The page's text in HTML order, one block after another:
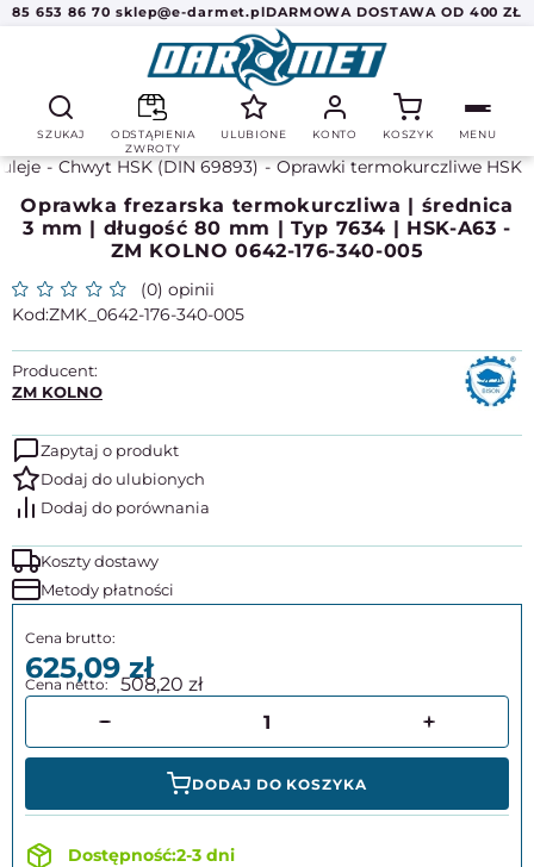
85 653 86 70 sklep@e-darmet.plDARMOWA DOSTAWA OD 400 ZŁ
SZUKAJ
ODSTĄPIENIA
ZWROTY
ULUBIONE KONTO KOSZYK MENU
Chwyt HSK (DIN 69893) Oprawki termokurczliwe HSK
Oprawka frezarska termokurczliwa | średnica
3 mm | długość 80 mm | Typ 7634 | HSK-A63 -
ZM KOLNO 0642-176-340-005
(0) opinii
ZMK_0642-176-340-005
Producent:
ZM KOLNO
Zapytaj o produkt
Koszty dostawy
Metody płatności
625,09508,20
DODAJ DO KOSZYKA
2-3 dni